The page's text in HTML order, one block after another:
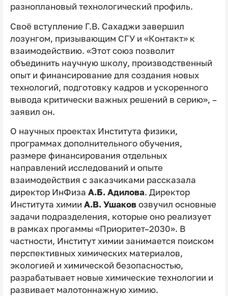
разноплановый технологический профиль.
Своё вступление Г.В. Сахаджи завершил
лозунгом, призывающим СГУ и «Контакт» к
взаимодействию. «Этот союз позволит
объединить научную школу, производственный
опыт и финансирование для создания новых
технологий, подготовку кадров и ускоренного
вывода критически важных решений в серию», –
заявил он.
О научных проектах Института физики,
программах дополнительного обучения,
размере финансирования отдельных
направлений исследований и опыте
взаимодействия с заказчиками рассказала
директор ИнФиза А.Б. Адилова. Директор
Института химии А.В. Ушаковозвучил основные
задачи подразделения, которые оно реализует
в рамках прогаммы «Приоритет–2030». В
частности, Институт химии занимается поиском
перспективных химических материалов,
экологией и химической безопасностью,
разрабатывает новые химические технологии и
развивает малотоннажную химию.